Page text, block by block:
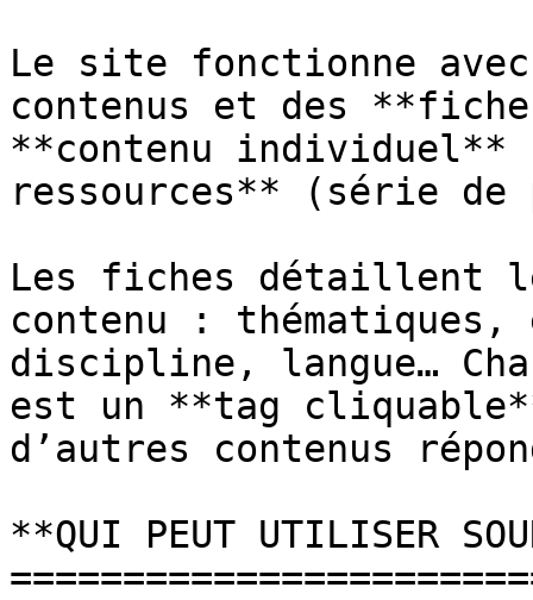
Le site fonctionne
contenus et des
**contenu
ressources** (série de
Les fiches détaillent
contenu :
discipline, langue…
est un **tag
d’autres contenus
**QUI PEUT UTILISER